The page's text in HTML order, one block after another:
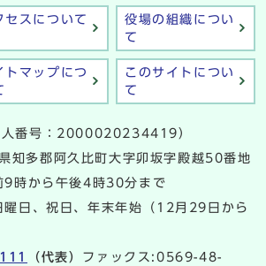
セスについて
役場の組織につい
て
トマップにつ
このサイトについ
て
人番号：2000020234419）
多郡阿久比町大字卯坂字殿越50番地
9時から午後4時30分まで
曜日、祝日、年末年始（12月29日から
（代表） ファックス:0569-48-